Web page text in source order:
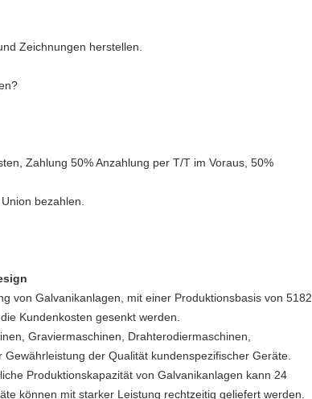
Zeichnungen herstellen.
Zahlung 50% Anzahlung per T/T im Voraus, 50%
bezahlen.
von Galvanikanlagen, mit einer Produktionsbasis von 5182
Kundenkosten gesenkt werden.
Graviermaschinen, Drahterodiermaschinen,
der Qualität kundenspezifischer Geräte.
Produktionskapazität von Galvanikanlagen kann 24
können mit starker Leistung rechtzeitig geliefert werden.